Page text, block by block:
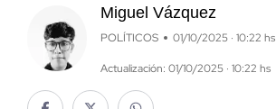
Miguel Vázquez
POLÍTICOS 01/10/2025 · 10:22 hs
Actualización: 01/10/2025 · 10:22 hs